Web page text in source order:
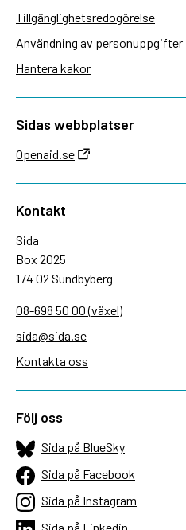
Tillgänglighetsredogörelse
Användning av personuppgifter
Hantera kakor
Sidas webbplatser
Openaid.se
Kontakt
Sida
Box 2025
174 02 Sundbyberg
08-698 50 00 (växel)
sida@sida.se
Kontakta oss
Följ oss
Sida på BlueSky
Sida på Facebook
Sida på Instagram